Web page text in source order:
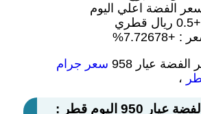
الفضة اعلي اليوم
عيار 958
سعر جرام
،
سعر جرام الفضة عيار 950 اليوم قطر :